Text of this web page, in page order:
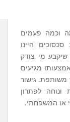
וכמה פעמים
היינו
מי צודק
מגיעים
משותפת. גישור
לפתרון
או המשפחתי.